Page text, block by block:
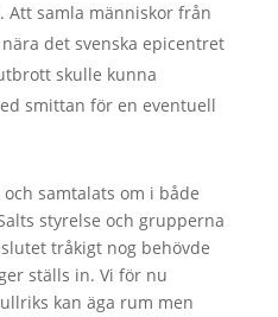
Att samla människor från
det svenska epicentret
skulle kunna
smittan för en eventuell
samtalats om i både
styrelse och grupperna
tråkigt nog behövde
ställs in. Vi för nu
kan äga rum men